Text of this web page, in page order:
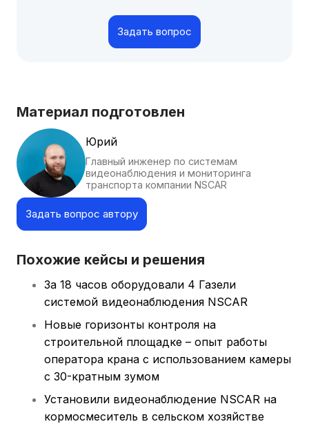
Задать вопрос
Материал подготовлен
Юрий
Главный инженер по системам
видеонаблюдения и мониторинга
транспорта компании NSCAR
Задать вопрос автору
Похожие кейсы и решения
За 18 часов оборудовали 4 Газели
системой видеонаблюдения NSCAR
Новые горизонты контроля на
строительной площадке – опыт работы
оператора крана с использованием камеры
с 30-кратным зумом
Установили видеонаблюдение NSCAR на
кормосмеситель в сельском хозяйстве